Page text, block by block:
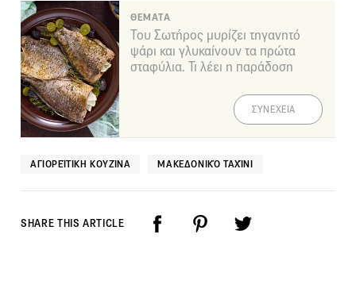
ΘΕΜΑΤΑ
Του Σωτήρος μυρίζει τηγανητό
ψάρι και γλυκαίνουν τα πρώτα
σταφύλια. Τι λέει η παράδοση
ΣΥΝΕΧΕΙΑ
ΑΓΙΟΡΕΊΤΙΚΗ ΚΟΥΖΊΝΑ ΜΑΚΕΔΟΝΙΚΌ ΤΑΧΊΝΙ
SHARE THIS ARTICLE